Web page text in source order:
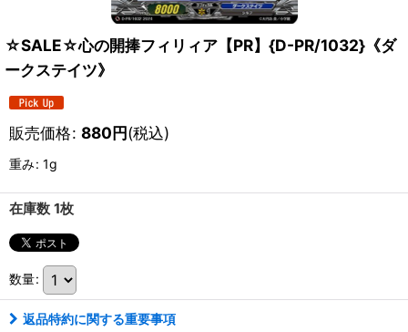
☆SALE☆心の開捧フィリィア【PR】{D-PR/1032}《ダ
ークステイツ》
販売価格: 880円(税込)
重み: 1g
在庫数 1枚
数量:
返品特約に関する重要事項